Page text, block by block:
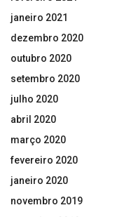
janeiro 2021
dezembro 2020
outubro 2020
setembro 2020
julho 2020
abril 2020
março 2020
fevereiro 2020
janeiro 2020
novembro 2019